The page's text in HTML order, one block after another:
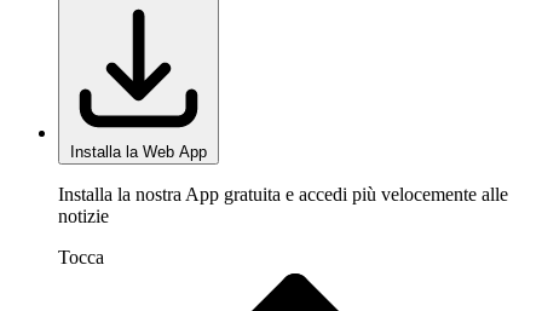
Installa la Web App
Installa la nostra App gratuita e accedi più velocemente alle
notizie
Tocca